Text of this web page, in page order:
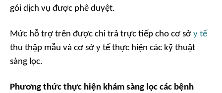
gói dịch vụ được phê duyệt.
Mức hỗ trợ trên được chi trả trực tiếp cho cơ sở y tế
thu thập mẫu và cơ sở y tế thực hiện các kỹ thuật
sàng lọc.
Phương thức thực hiện khám sàng lọc các bệnh